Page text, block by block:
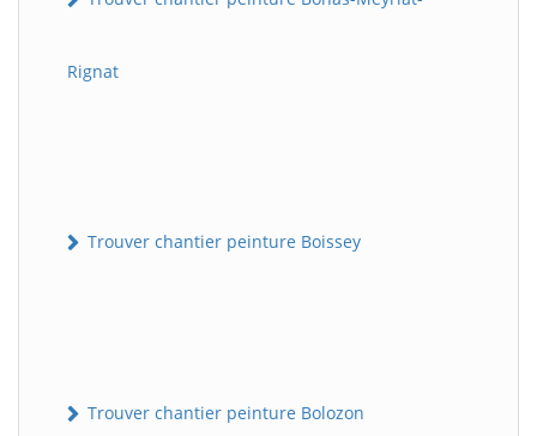
Rignat
Trouver chantier peinture Boissey
Trouver chantier peinture Bolozon